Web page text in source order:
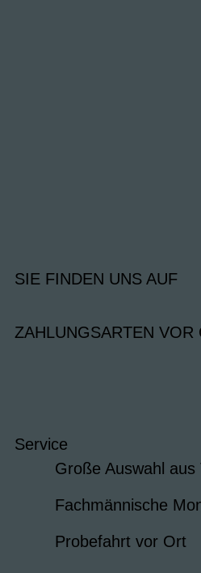
SIE FINDEN UNS AUF
ZAHLUNGSARTEN VOR
Service
Große Auswahl aus
Fachmännische
Probefahrt vor Ort